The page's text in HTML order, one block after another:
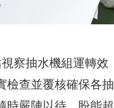
察抽水機組運轉效
檢查並覆核確保各抽